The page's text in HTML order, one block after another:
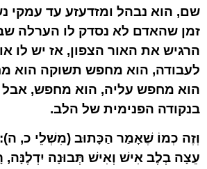
שם, הוא נבהל ומזדעזע עד עמקי
זמן שהאדם לא נסדק לו הערלה
הרגיש את האור הצפון, אז יש לו
לעבודה, הוא מחפש תשוקה הוא
הוא מחפש עליה, הוא מחפש, אבל
בנקודה הפנימית של הלב.
וְזֶה כְמוֹ שֶׁאָמַר הַכָּתוּב (מִשְׁלֵי כ,
עֵצָה בְלֶב אִישׁ וְאִישׁ תְּבוּנָה יִדְלֶנָּה,